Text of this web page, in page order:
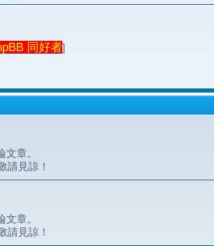
同好者]
章。
請見諒！
章。
請見諒！